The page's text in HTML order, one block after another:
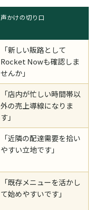
声かけの切り口
「新しい販路として
Rocket Nowも確認しま
せんか」
「店内が忙しい時間帯以
外の売上導線になりま
す」
「近隣の配達需要を拾い
やすい立地です」
「既存メニューを活かし
て始めやすいです」